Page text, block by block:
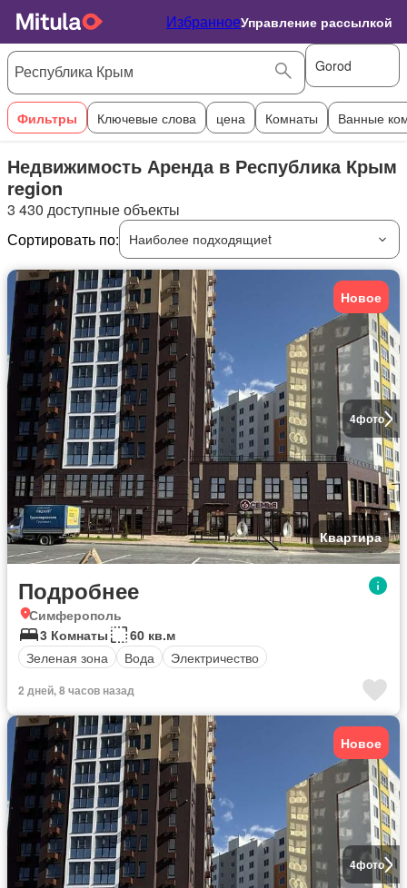
ИзбранноеУправление рассылкой
Gorod
Фильтры Ключевые слова цена Комнаты Ванные
Недвижимость Аренда в Республика Крым
region
3 430 доступные объекты
Сортировать по:
Наиболее подходящиеt
4фото
Новое
Квартира
Подробнее
Симферополь
3 Комнаты
60 кв.м
Зеленая зона
Вода Электричество
2 дней, 8 часов назад
4фото
Новое